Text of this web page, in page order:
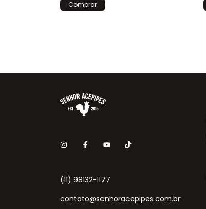
(11) 98132-1177
contato@senhoracepipes.com.br